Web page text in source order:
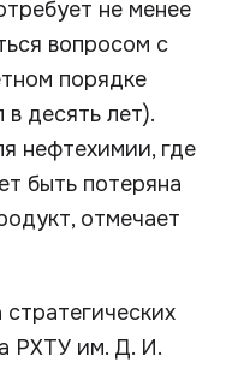
не менее
вопросом с
порядке
десять лет).
нефтехимии, где
быть потеряна
отмечает
РХТУ им. Д. И.